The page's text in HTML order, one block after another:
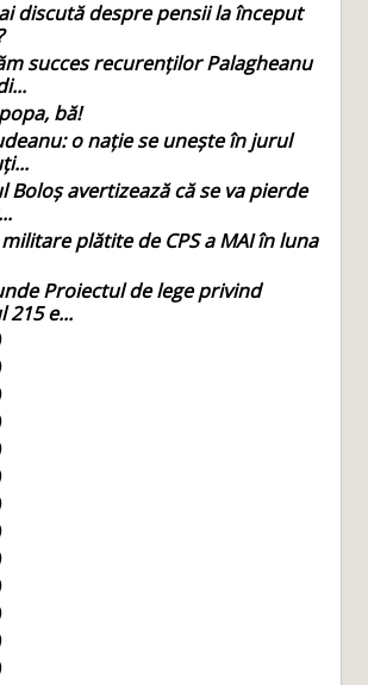
discută despre pensii la început
succes recurenților Palagheanu
bă!
o nație se unește în jurul
Boloș avertizează că se va pierde
plătite de CPS a MAI în luna
Proiectul de lege privind
215 e...